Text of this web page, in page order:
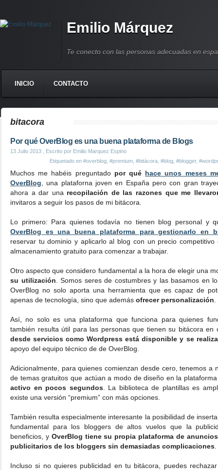
Emilio Márquez
Te conecto con las personas adecuadas en
INICIO CONTACTO
bitacora
Por qué OverBlog es una buena plataforma de Blogs
13 Julio 2013 , Escrito por Emilio Marquez Espino
Etiquetado en #overblog #premium #bitácora #blog #blogger,
Muchos me habéis preguntado por qué hace unos meses
OverBlog , una plataforna joven en España pero con gran
ahora a dar una recopilación de las razones que me
invitaros a seguir los pasos de mi bitácora.
Lo primero: Para quienes todavía no tienen blog personal y
OverBlog es una buena plataforma para gestionarlo en
reservar tu dominio y aplicarlo al blog con un precio
almacenamiento gratuito para comenzar a trabajar.
Otro aspecto que considero fundamental a la hora de elegir una
su utilización . Somos seres de costumbres y las basamos en
OverBlog no solo aporta una herramienta que es capaz de
apenas de tecnología, sino que además ofrecer personalización
Así, no solo es una plataforma que funciona para quienes
también resulta útil para las personas que tienen su bitácora
desde servicios como Wordpress está disponible y se
apoyo del equipo técnico de de OverBlog.
Adicionalmente, para quienes comienzan desde cero, tenemos a
de temas gratuitos que actúan a modo de diseño en la
activo en pocos segundos. La biblioteca de plantillas es
existe una versión “premium” con más opciones.
También resulta especialmente interesante la posibilidad de
fundamental para los bloggers de altos vuelos que la
beneficios, y OverBlog tiene su propia plataforma de
publicitarios de los bloggers sin demasiadas complicaciones
Incluso si no quieres publicidad en tu bitácora, puedes